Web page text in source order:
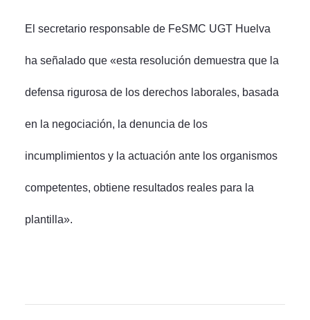
El secretario responsable de FeSMC UGT Huelva
ha señalado que «esta resolución demuestra que la
defensa rigurosa de los derechos laborales, basada
en la negociación, la denuncia de los
incumplimientos y la actuación ante los organismos
competentes, obtiene resultados reales para la
plantilla».